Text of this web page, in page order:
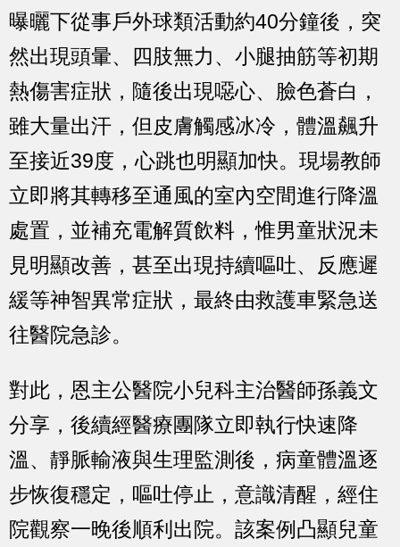
曝曬下從事戶外球類活動約40分鐘後，突
然出現頭暈、四肢無力、小腿抽筋等初期
熱傷害症狀，隨後出現噁心、臉色蒼白，
雖大量出汗，但皮膚觸感冰冷，體溫飆升
至接近39度，心跳也明顯加快。 現場教師
立即將其轉移至通風的室內空間進行降溫
處置，並補充電解質飲料，惟男童狀況未
見明顯改善，甚至出現持續嘔吐、反應遲
緩等神智異常症狀 ，最終由救護車緊急送
往醫院急診。
對此，恩主公醫院小兒科主治醫師孫義文
分享，後續經醫療團隊立即執行快速降
溫、靜脈輸液與生理監測後，病童體溫逐
步恢復穩定，嘔吐停止，意識清醒，經住
院觀察一晚後順利出院。 該案例凸顯兒童